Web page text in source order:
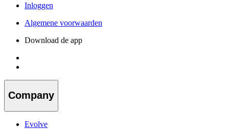
Inloggen
Algemene voorwaarden
Download de app
Company
Evolve